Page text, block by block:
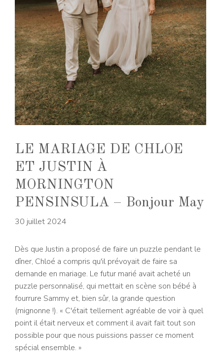
LE MARIAGE DE CHLOE
ET JUSTIN À
MORNINGTON
PENSINSULA – Bonjour May
30 juillet 2024
Dès que Justin a proposé de faire un puzzle pendant le
dîner, Chloé a compris qu'il prévoyait de faire sa
demande en mariage. Le futur marié avait acheté un
puzzle personnalisé, qui mettait en scène son bébé à
fourrure Sammy et, bien sûr, la grande question
(mignonne !). « C'était tellement agréable de voir à quel
point il était nerveux et comment il avait fait tout son
possible pour que nous puissions passer ce moment
spécial ensemble. »